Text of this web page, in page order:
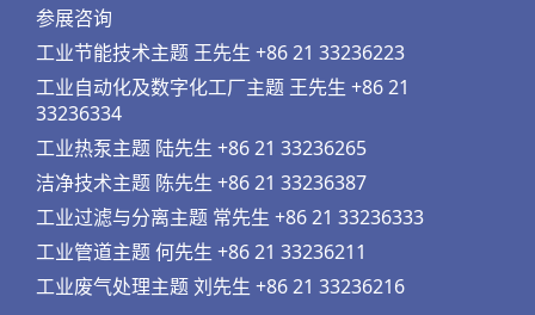
参展咨询
工业节能技术主题 王先生 +86 21 33236223
工业自动化及数字化工厂主题 王先生 +86 21
33236334
工业热泵主题 陆先生 +86 21 33236265
洁净技术主题 陈先生 +86 21 33236387
工业过滤与分离主题 常先生 +86 21 33236333
工业管道主题 何先生 +86 21 33236211
工业废气处理主题 刘先生 +86 21 33236216